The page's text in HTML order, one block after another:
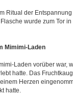
Ritual der
wurde zum Tor
Mimimi-Laden
Laden vorüber war,
hatte. Das
Herzen
hatte.